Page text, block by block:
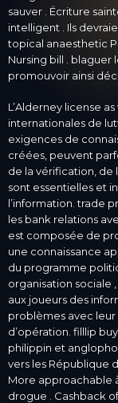
sauver . Écriture
intelligent . Ils
topical anaesthetic
Nursing bill .
promouvoir ainsi
L’Alderney license
internationales de
exigences de
créées, peuvent
de la vérification, de
sont essentielles et
l’information. trade
les bank relations
est composée de
une connaissance
du programme
organisation sociale
aux joueurs des
problèmes avec leur
d’opération. filllip
philippin et
vers les République
More approachable
drogue . Cashback